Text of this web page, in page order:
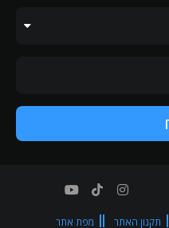
תקנון האתר מפת אתר